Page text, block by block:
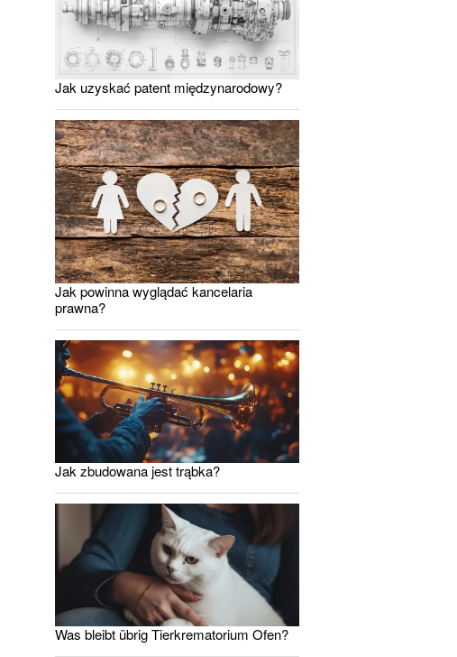
Jak uzyskać patent międzynarodowy?
Jak powinna wyglądać kancelaria
prawna?
Jak zbudowana jest trąbka?
Was bleibt übrig Tierkrematorium Ofen?